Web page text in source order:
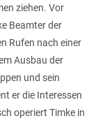
ziehen. Vor
Beamter der
Rufen nach einer
Ausbau der
und sein
er die Interessen
operiert Timke in